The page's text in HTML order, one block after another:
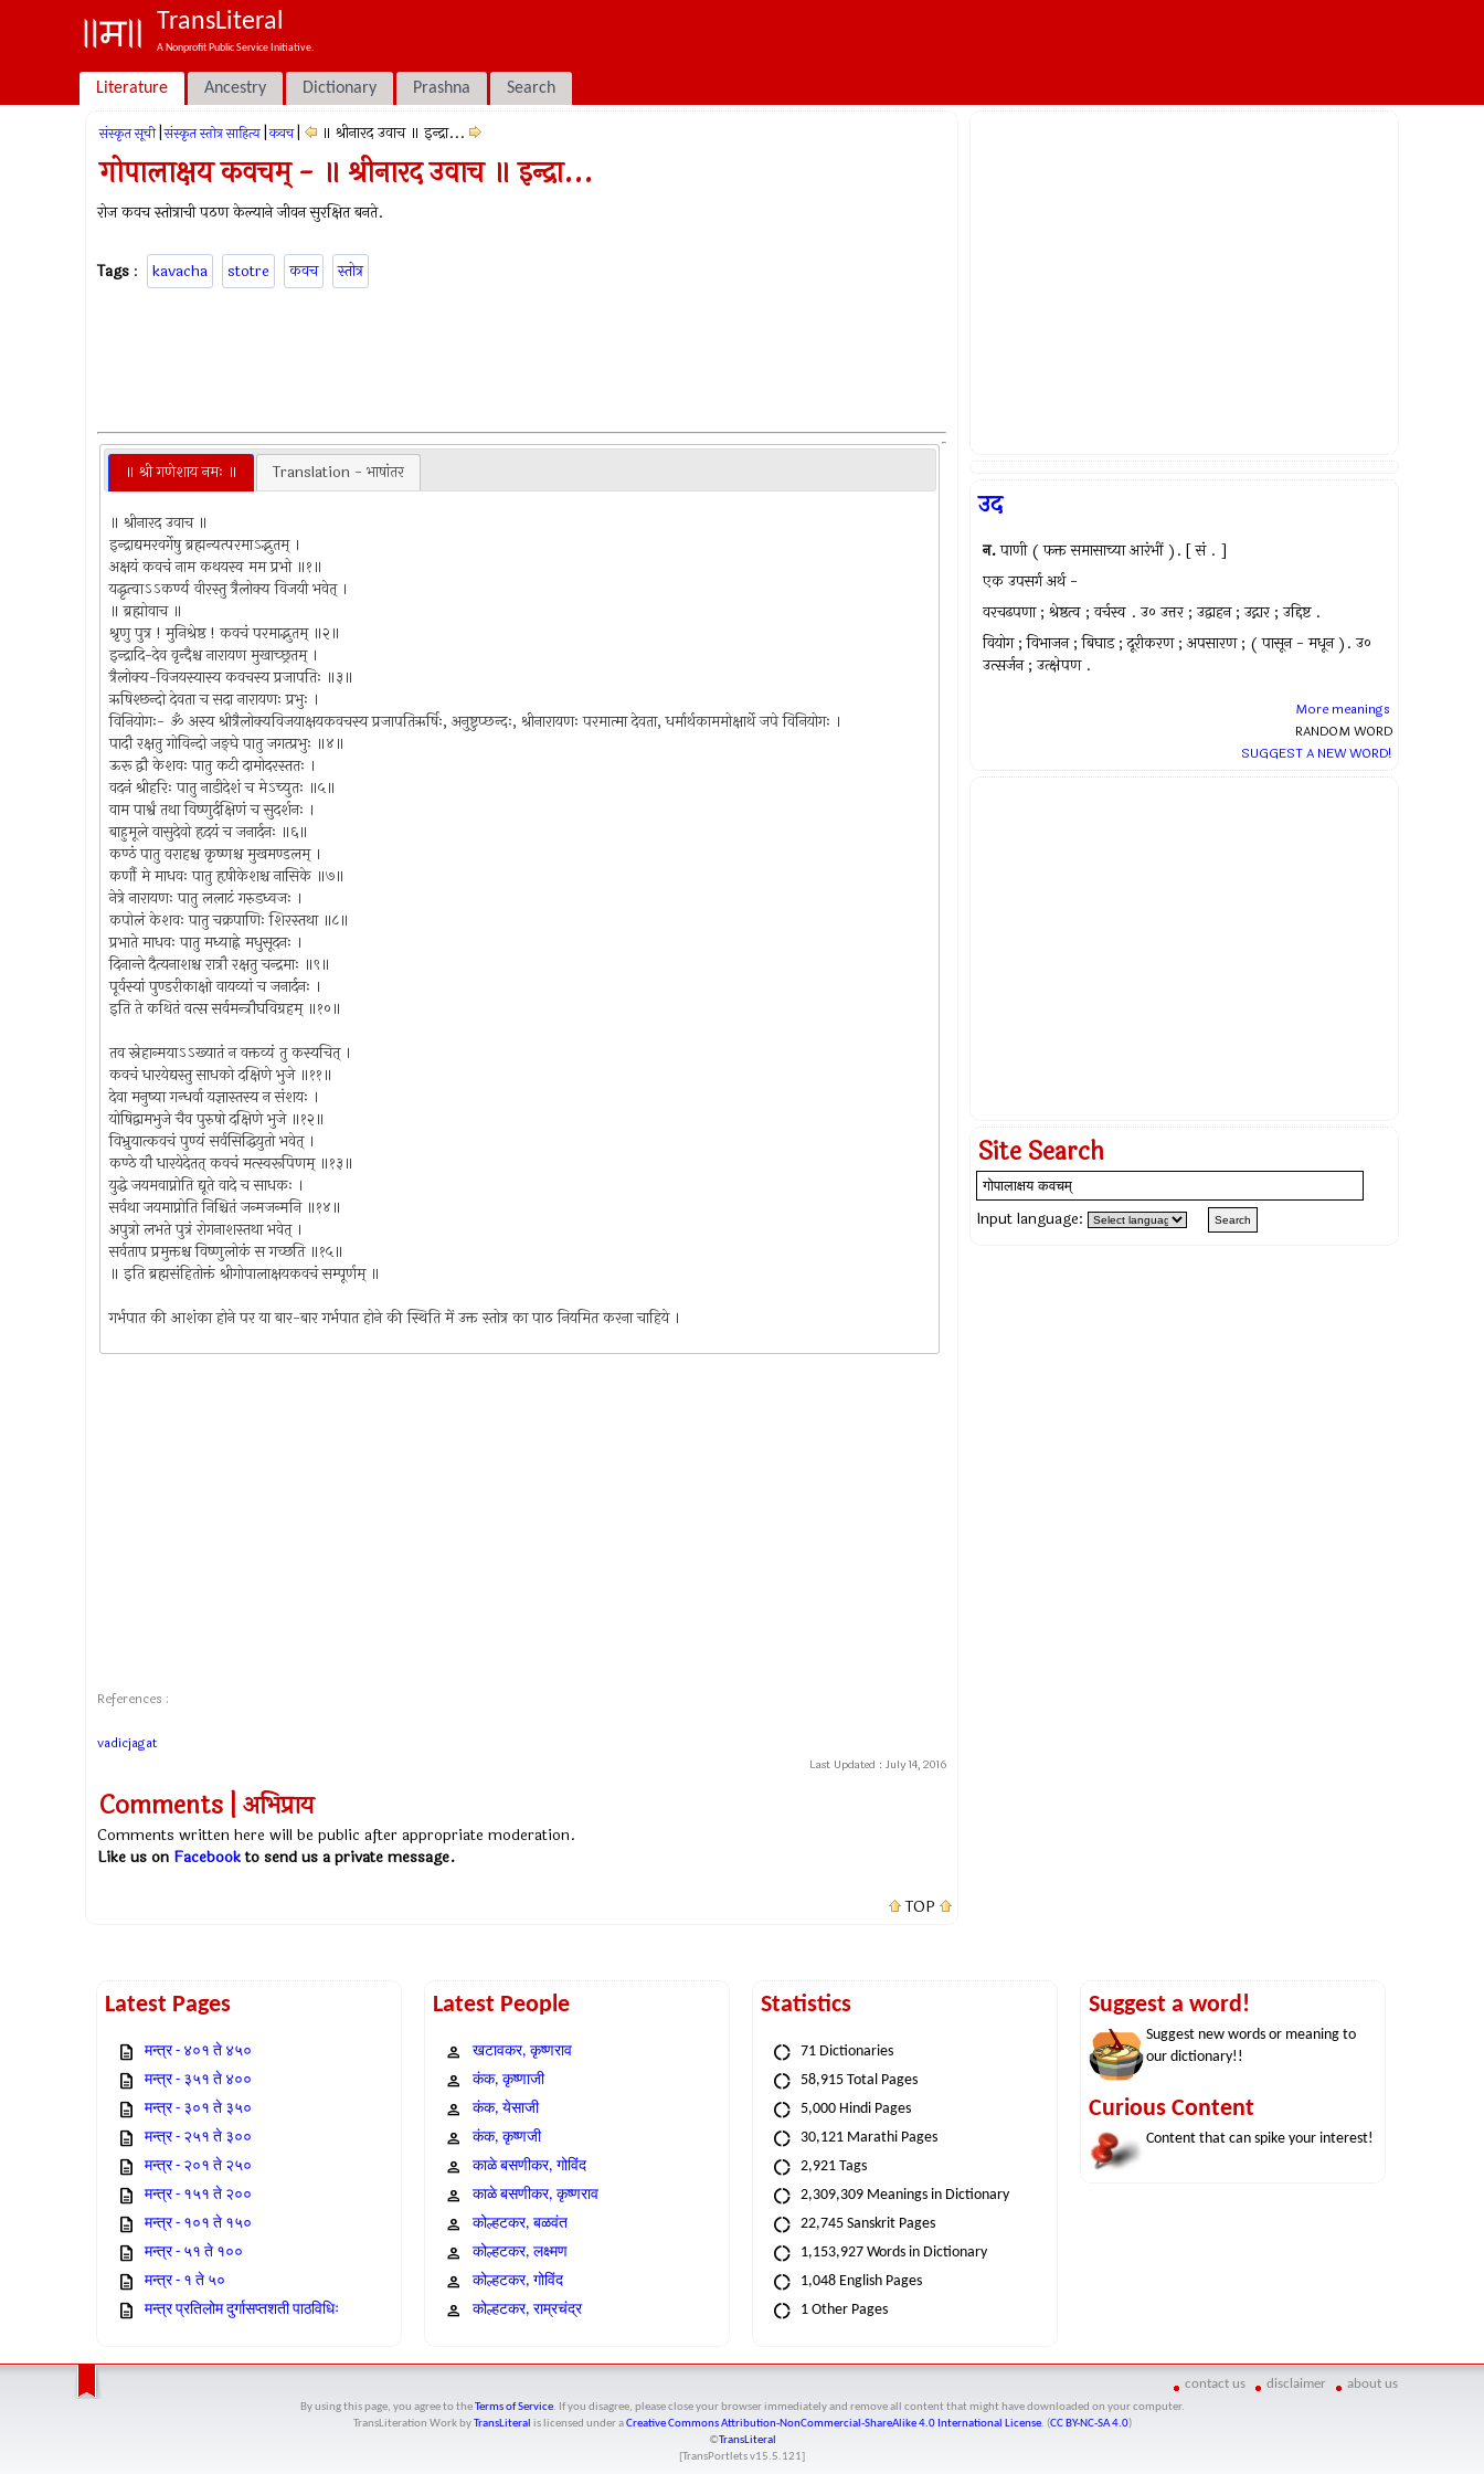
TransLiteral
A Nonprofit Public Service Initiative.
Literature Ancestry Dictionary Prashna Search
संस्कृत सूची संस्कृत स्तोत्र साहित्य कवच ॥ श्रीनारद उवाच ॥ इन्द्रा...
गोपालाक्षय कवचम् - ॥ श्रीनारद उवाच ॥ इन्द्रा...
रोज कवच स्तोत्राची पठण केल्याने जीवन सुरक्षित बनते.
Tags : kavacha stotre कवच स्तोत्र
॥ श्री गणेशाय नमः ॥ Translation - भाषांतर
॥ श्रीनारद उवाच ॥
इन्द्राद्यमरवर्गेषु ब्रह्मन्यत्परमाऽद्भुतम् ।
अक्षयं कवचं नाम कथयस्व मम प्रभो ॥१॥
यद्धृत्वाऽऽकर्ण्य वीरस्तु त्रैलोक्य विजयी भवेत् ।
॥ ब्रह्मोवाच ॥
श्रृणु पुत्र ! मुनिश्रेष्ठ ! कवचं परमाद्भुतम् ॥२॥
इन्द्रादि-देव वृन्दैश्च नारायण मुखाच्छ्रतम् ।
त्रैलोक्य-विजयस्यास्य कवचस्य प्रजापतिः ॥३॥
ऋषिश्छन्दो देवता च सदा नारायणः प्रभुः ।
विनियोगः- ॐ अस्य श्रीत्रैलोक्यविजयाक्षयकवचस्य प्रजापतिऋर्षिः, अनुष्टुप्छन्दः, श्रीनारायणः परमात्मा देवता, धर्मार्थकाममोक्षार्थे जपे विनियोगः ।
पादौ रक्षतु गोविन्दो जङ्घे पातु जगत्प्रभुः ॥४॥
ऊरू द्वौ केशवः पातु कटी दामोदरस्ततः ।
वदनं श्रीहरिः पातु नाडीदेशं च मेऽच्युतः ॥५॥
वाम पार्श्वं तथा विष्णुर्दक्षिणं च सुदर्शनः ।
बाहुमूले वासुदेवो हृदयं च जनार्दनः ॥६॥
कण्ठं पातु वराहश्च कृष्णश्च मुखमण्डलम् ।
कर्णौ मे माधवः पातु हृषीकेशश्च नासिके ॥७॥
नेत्रे नारायणः पातु ललाटं गरुडध्वजः ।
कपोलं केशवः पातु चक्रपाणिः शिरस्तथा ॥८॥
प्रभाते माधवः पातु मध्याह्ने मधुसूदनः ।
दिनान्ते दैत्यनाशश्च रात्रौ रक्षतु चन्द्रमाः ॥९॥
पूर्वस्यां पुण्डरीकाक्षो वायव्यां च जनार्दनः ।
इति ते कथितं वत्स सर्वमन्त्रौघविग्रहम् ॥१०॥
तव स्नेहान्मयाऽऽख्यातं न वक्तव्यं तु कस्यचित् ।
कवचं धारयेद्यस्तु साधको दक्षिणे भुजे ॥११॥
देवा मनुष्या गन्धर्वा यज्ञास्तस्य न संशयः ।
योषिद्वामभुजे चैव पुरुषो दक्षिणे भुजे ॥१२॥
विभ्रुयात्कवचं पुण्यं सर्वसिद्धियुतो भवेत् ।
कण्ठे यौ धारयेदेतत् कवचं मत्स्वरूपिणम् ॥१३॥
युद्धे जयमवाप्नोति द्यूते वादे च साधकः ।
सर्वथा जयमाप्नोति निश्चितं जन्मजन्मनि ॥१४॥
अपुत्रो लभते पुत्रं रोगनाशस्तथा भवेत् ।
सर्वताप प्रमुक्तश्च विष्णुलोकं स गच्छति ॥१५॥
॥ इति ब्रह्मसंहितोक्तं श्रीगोपालाक्षयकवचं सम्पूर्णम् ॥
गर्भपात की आशंका होने पर या बार-बार गर्भपात होने की स्थिति में उक्त स्तोत्र का पाठ नियमित करना चाहिये ।
References :
vadicjagat
Last Updated : July 14, 2016
Comments | अभिप्राय
Comments written here will be public after appropriate moderation.
Like us on Facebookto send us a private message.
TOP
उद
न.पाणी ( फक्त समासाच्या आरंभीं ). [ सं . ]
एक उपसर्ग अर्थ -
वरचढपणा ; श्रेष्ठत्व ; वर्चस्व . उ० उत्तर ; उद्वाहन ; उद्गार ; उद्दिष्ट .
वियोग ; विभाजन ; बिघाड ; दूरीकरण ; अपसारण ; ( पासून - मधून ). उ०
उत्सर्जन ; उत्क्षेपण .
More meanings
RANDOM WORD
SUGGEST A NEW WORD!
Site Search
Input language:
Latest Pages
मन्त्र - ४०१ ते ४५०
मन्त्र - ३५१ ते ४००
मन्त्र - ३०१ ते ३५०
मन्त्र - २५१ ते ३००
मन्त्र - २०१ ते २५०
मन्त्र - १५१ ते २००
मन्त्र - १०१ ते १५०
मन्त्र - ५१ ते १००
मन्त्र - १ ते ५०
मन्त्र प्रतिलोम दुर्गासप्तशती पाठविधिः
Latest People
खटावकर, कृष्णराव
कंक, कृष्णाजी
कंक, येसाजी
कंक, कृष्णजी
काळे बसणीकर, गोविंद
काळे बसणीकर, कृष्णराव
कोल्हटकर, बळवंत
कोल्हटकर, लक्ष्मण
कोल्हटकर, गोविंद
कोल्हटकर, राम्रचंद्र
Statistics
71 Dictionaries
58,915 Total Pages
5,000 Hindi Pages
30,121 Marathi Pages
2,921 Tags
2,309,309 Meanings in Dictionary
22,745 Sanskrit Pages
1,153,927 Words in Dictionary
1,048 English Pages
1 Other Pages
Suggest a word!
Suggest new words or meaning to
our dictionary!!
Curious Content
Content that can spike your interest!
contact us disclaimer about us
By using this page, you agree to the Terms of Service. If you disagree, please close your browser immediately and remove all content that might have downloaded on your computer.
TransLiteration Workby TransLiteral is licensed under aCreative Commons Attribution-NonCommercial-ShareAlike 4.0 International License. (CC BY-NC-SA 4.0)
©TransLiteral
[TransPortlets v15.5.121